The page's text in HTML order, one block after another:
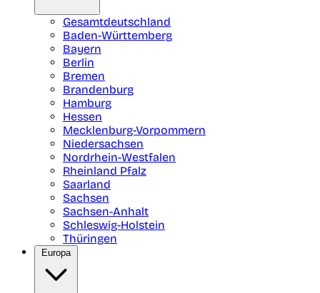
Gesamtdeutschland
Baden-Württemberg
Bayern
Berlin
Bremen
Brandenburg
Hamburg
Hessen
Mecklenburg-Vorpommern
Niedersachsen
Nordrhein-Westfalen
Rheinland Pfalz
Saarland
Sachsen
Sachsen-Anhalt
Schleswig-Holstein
Thüringen
Europa